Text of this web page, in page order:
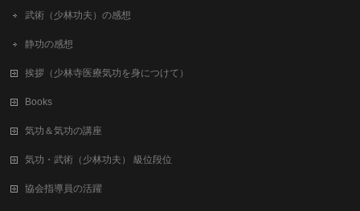
武術（少林功夫）の感想
静功の感想
挨拶（少林寺医療気功を身につけて）
Books
気功＆気功の講座
気功・武術（少林功夫） 級位段位
協会指導員の活躍